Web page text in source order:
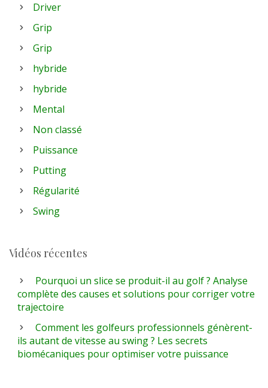
Driver
Grip
Grip
hybride
hybride
Mental
Non classé
Puissance
Putting
Régularité
Swing
Vidéos récentes
Pourquoi un slice se produit-il au golf ? Analyse
complète des causes et solutions pour corriger votre
trajectoire
Comment les golfeurs professionnels génèrent-
ils autant de vitesse au swing ? Les secrets
biomécaniques pour optimiser votre puissance